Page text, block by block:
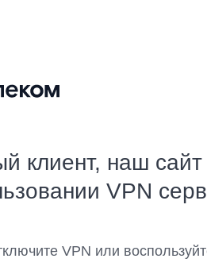
клиент, наш сайт
VPN
VPN или